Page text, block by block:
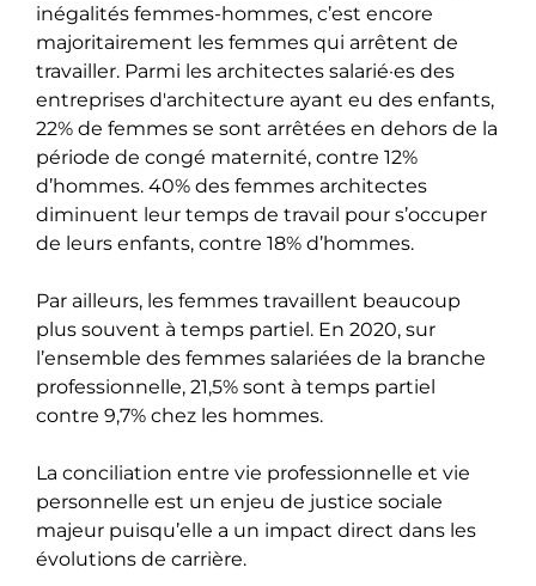
inégalités femmes-hommes, c’est encore
majoritairement les femmes qui arrêtent de
travailler. Parmi les architectes salarié·es des
entreprises d'architecture ayant eu des enfants,
22% de femmes se sont arrêtées en dehors de la
période de congé maternité, contre 12%
d’hommes. 40% des femmes architectes
diminuent leur temps de travail pour s’occuper
de leurs enfants, contre 18% d’hommes.
Par ailleurs, les femmes travaillent beaucoup
plus souvent à temps partiel. En 2020, sur
l’ensemble des femmes salariées de la branche
professionnelle, 21,5% sont à temps partiel
contre 9,7% chez les hommes.
La conciliation entre vie professionnelle et vie
personnelle est un enjeu de justice sociale
majeur puisqu’elle a un impact direct dans les
évolutions de carrière.